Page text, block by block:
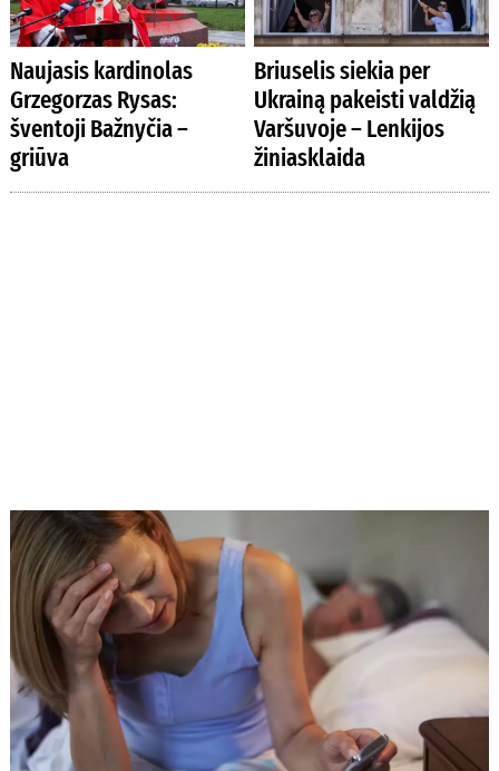
Naujasis kardinolas
Grzegorzas Rysas:
šventoji Bažnyčia –
griūva
Briuselis siekia per
Ukrainą pakeisti valdžią
Varšuvoje – Lenkijos
žiniasklaida